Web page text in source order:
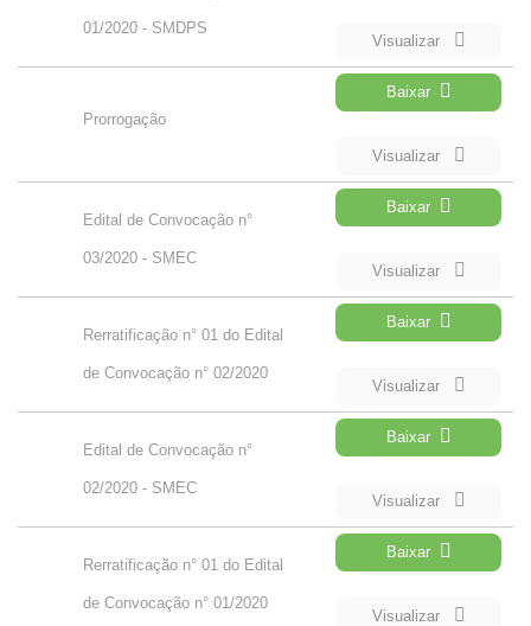
01/2020 - SMDPS
Visualizar
Prorrogação
Baixar
Visualizar
Edital de Convocação n°
03/2020 - SMEC
Baixar
Visualizar
Rerratificação n° 01 do Edital
de Convocação n° 02/2020
Baixar
Visualizar
Edital de Convocação n°
02/2020 - SMEC
Baixar
Visualizar
Rerratificação n° 01 do Edital
de Convocação n° 01/2020
Baixar
Visualizar